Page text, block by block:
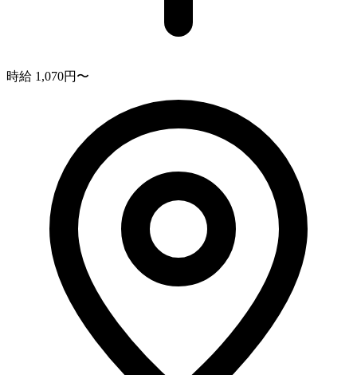
時給 1,070円〜